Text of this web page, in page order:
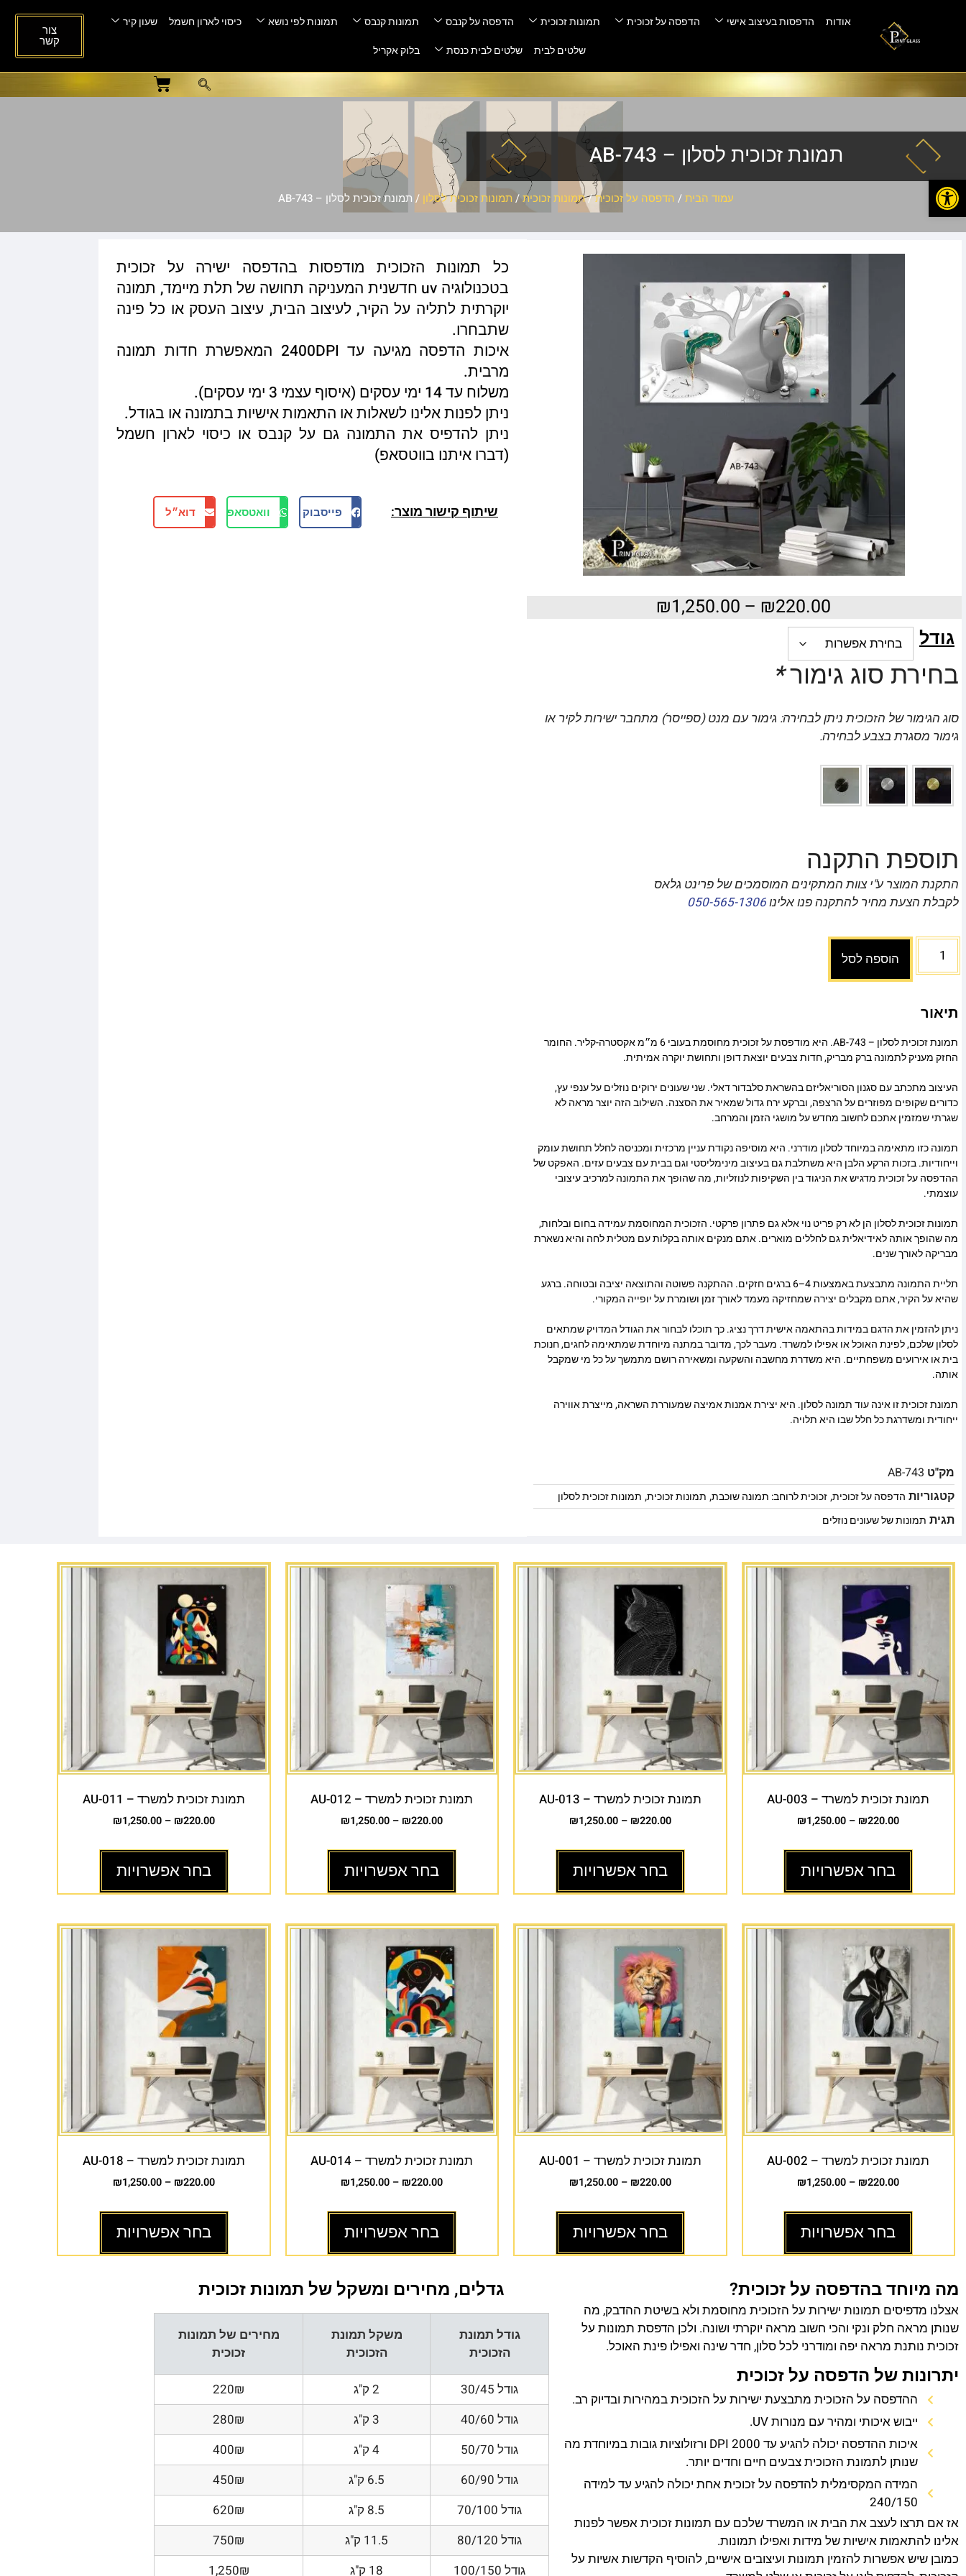
אודות הדפסות בעיצוב אישי הדפסה על זכוכית תמונות זכוכית הדפסה על קנבס תמונות קנבס תמונות לפי נושא כיסוי לארון חשמל
שעון קיר
שלטים לבית
שלטים לבית כנסת בלוק אקריל
צור
קשר
תמונת זכוכית לסלון – AB-743
עמוד הבית/ הדפסה על זכוכית/תמונות זכוכית/ תמונות זכוכית לסלון / תמונת זכוכית לסלון – AB-743
₪220.00
–
₪1,250.00
גודל
בחירת סוג גימור*
סוג הגימור של הזכוכית ניתן לבחירה: גימור עם מנט (ספייסר) מתחבר ישירות לקיר או
גימור מסגרת בצבע לבחירה.
תוספת התקנה
התקנת המוצר ע"י צוות המתקינים המוסמכים של פרינט גלאס
לקבלת הצעת מחיר להתקנה פנו אלינו050-565-1306
הוספה לסל
תיאור
תמונת זכוכית לסלון – AB-743. היא מודפסת על זכוכית מחוסמת בעובי 6 מ״מ אקסטרה-קליר. החומר
החזק מעניק לתמונה ברק מבריק, חדות צבעים יוצאת דופן ותחושת יוקרה אמיתית.
העיצוב מתכתב עם סגנון הסוריאליזם בהשראת סלבדור דאלי. שני שעונים ירוקים נוזלים על ענפי עץ,
כדורים שקופים מפוזרים על הרצפה, וברקע ירח גדול שמאיר את הסצנה. השילוב הזה יוצר מראה לא
שגרתי שמזמין אתכם לחשוב מחדש על מושגי הזמן והמרחב.
תמונה כזו מתאימה במיוחד לסלון מודרני. היא מוסיפה נקודת עניין מרכזית ומכניסה לחלל תחושת עומק
וייחודיות. בזכות הרקע הלבן היא משתלבת גם בעיצוב מינימליסטי וגם בבית עם צבעים עזים. האפקט של
ההדפסה על זכוכית מדגיש את הניגוד בין השקיפות לנוזליות, מה שהופך את התמונה למרכיב עיצובי
עוצמתי.
תמונות זכוכית לסלון הן לא רק פריט נוי אלא גם פתרון פרקטי. הזכוכית המחוסמת עמידה בחום ובלחות,
מה שהופך אותה לאידיאלית גם לחללים מוארים. אתם מנקים אותה בקלות עם מטלית לחה והיא נשארת
מבריקה לאורך שנים.
תליית התמונה מתבצעת באמצעות 4–6 ברגים חזקים. ההתקנה פשוטה והתוצאה יציבה ובטוחה. ברגע
שהיא על הקיר, אתם מקבלים יצירה שמחזיקה מעמד לאורך זמן ושומרת על יופייה המקורי.
ניתן להזמין את הדגם במידות בהתאמה אישית דרך נציג. כך תוכלו לבחור את הגודל המדויק שמתאים
לסלון שלכם, לפינת האוכל או אפילו למשרד. מעבר לכך, מדובר במתנה מיוחדת שמתאימה לחגים, חנוכת
בית או אירועים משפחתיים. היא משדרת מחשבה והשקעה ומשאירה רושם מתמשך על כל מי שמקבל
אותה.
תמונת זכוכית זו אינה עוד תמונה לסלון. היא יצירת אמנות אמיצה שמעוררת השראה, מייצרת אווירה
ייחודית ומשדרגת כל חלל שבו היא תלויה.
מק"ט AB-743
קטגוריות הדפסה על זכוכית,זכוכית לרוחב: תמונה שוכבת, תמונות זכוכית, תמונות זכוכית לסלון
תגית תמונות של שעונים נוזלים
כל תמונות הזכוכית מודפסות בהדפסה ישירה על זכוכית
בטכנולוגיה uv חדשנית המעניקה תחושה של תלת מיימד, תמונה
יוקרתית לתליה על הקיר, לעיצוב הבית, עיצוב העסק או כל פינה
שתבחרו.
איכות הדפסה מגיעה עד 2400DPI המאפשרת חדות תמונה
מרבית.
משלוח עד 14 ימי עסקים (איסוף עצמי 3 ימי עסקים).
ניתן לפנות אלינו לשאלות או התאמות אישיות בתמונה או בגודל.
ניתן להדפיס את התמונה גם על קנבס או כיסוי לארון חשמל
(דברו איתנו בווטסאפ)
שיתוף קישור מוצר: פייסבוק וואטסאפ דוא״ל
תמונת זכוכית למשרד – AU-003
₪220.00
–
₪1,250.00
בחר אפשרויות
תמונת זכוכית למשרד – AU-013
₪220.00
–
₪1,250.00
בחר אפשרויות
תמונת זכוכית למשרד – AU-012
₪220.00
–
₪1,250.00
בחר אפשרויות
תמונת זכוכית למשרד – AU-011
₪220.00
–
₪1,250.00
בחר אפשרויות
תמונת זכוכית למשרד – AU-002
₪220.00
–
₪1,250.00
בחר אפשרויות
תמונת זכוכית למשרד – AU-001
₪220.00
–
₪1,250.00
בחר אפשרויות
תמונת זכוכית למשרד – AU-014
₪220.00
–
₪1,250.00
בחר אפשרויות
תמונת זכוכית למשרד – AU-018
₪220.00
–
₪1,250.00
בחר אפשרויות
מה מיוחד בהדפסה על זכוכית?
אצלנו מדפיסים תמונות ישירות על הזכוכית מחוסמת ולא בשיטת ההדבק, מה
שנותן מראה חלק ונקי והכי חשוב מראה יוקרתי ושונה. ולכן הדפסת תמונות על
זכוכית נותנת מראה יפה ומודרני לכל סלון, חדר שינה ואפילו פינת האוכל.
יתרונות של הדפסה על זכוכית
ההדפסה על הזכוכית מתבצעת ישירות על הזכוכית במהירות ובדיוק רב.
ייבוש איכותי ומהיר עם מנורות UV.
איכות ההדפסה יכולה להגיע עד 2000 DPI ורזולוציות גובות במיוחדת מה
שנותן לתמונת הזכוכית צבעים חיים וחדים יותר.
המידה המקסימלית להדפסה על זכוכית אחת יכולה להגיע עד למידה
240/150
אז אם תרצו לעצב את הבית או המשרד שלכם עם תמונות זכוכית אפשר לפנות
אלינו להתאמות אישיות של מידות ואפילו תמונות.
כמובן שיש אפשרות להזמין תמונות ועיצובים אישיים, להוסיף הקדשות אשיות על
גדלים, מחירים ומשקל של תמונות זכוכית
גודל תמונת
הזכוכית
משקל תמונת
הזכוכית
מחירים של תמונות
זכוכית
גודל 30/45 2 ק"ג
220₪
גודל 40/60
3 ק"ג
280₪
גודל 50/70
4 ק"ג
400₪
גודל 60/90
6.5 ק"ג
450₪
גודל 70/100
8.5 ק"ג
620₪
גודל 80/120
11.5 ק"ג
750₪
גודל 100/150
18 ק"ג 1,250₪
פתח סרגל נגישות